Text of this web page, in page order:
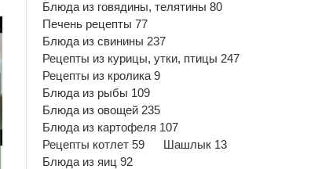
Блюда из говядины, телятины 80
Печень рецепты 77
Блюда из свинины 237
Рецепты из курицы, утки, птицы 247
Рецепты из кролика 9
Блюда из рыбы 109
Блюда из овощей 235
Блюда из картофеля 107
Рецепты котлет 59
Шашлык 13
Блюда из яиц 92